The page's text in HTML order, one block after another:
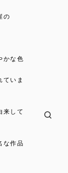
の
かな色
いま
来して
な作品